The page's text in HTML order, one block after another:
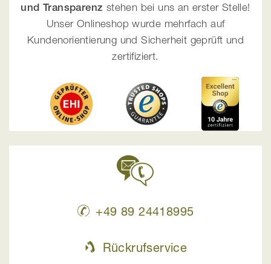
und Transparenz stehen bei uns an erster Stelle!
Unser Onlineshop wurde mehrfach auf
Kundenorientierung und Sicherheit geprüft und
zertifiziert.
+49 89 24418995
Rückrufservice